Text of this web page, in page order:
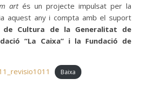
art és un projecte impulsat per la
aquest any i compta amb el suport
de Cultura de la Generalitat de
“La Caixa” i la Fundació de
Baixa